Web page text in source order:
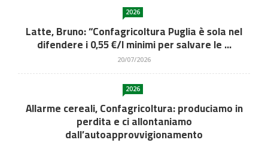
2026
Latte, Bruno: “Confagricoltura Puglia è sola nel
difendere i 0,55 €/l minimi per salvare le ...
20/07/2026
2026
Allarme cereali, Confagricoltura: produciamo in
perdita e ci allontaniamo
dall’autoapprovvigionamento